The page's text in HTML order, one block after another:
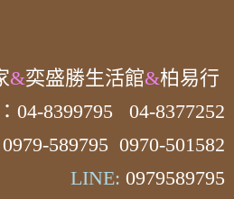
&奕盛勝生活館&柏易行
：04-8399795
04-8377252
0979-589795 0970-501582
LINE: 0979589795